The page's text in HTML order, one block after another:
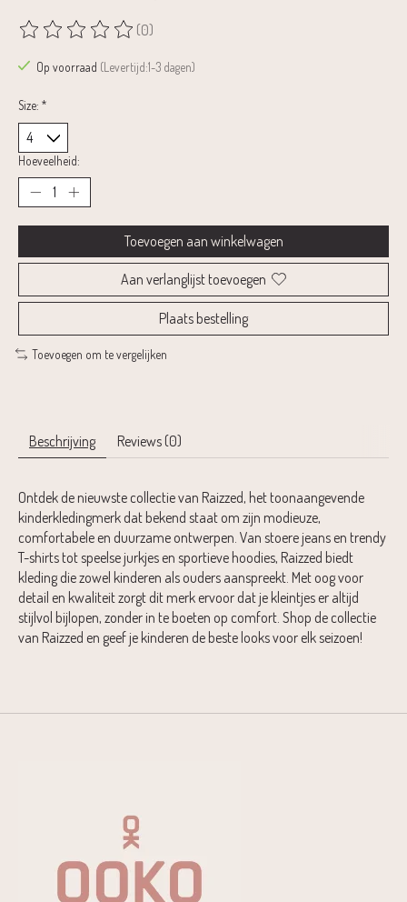
De beoordeling van dit product is
(0)
Op voorraad (Levertijd:1-3 dagen)
Size: *
Hoeveelheid:
Toevoegen aan winkelwagen
Aan verlanglijst toevoegen
Plaats bestelling
Toevoegen om te vergelijken
Beschrijving Reviews (0)
Ontdek de nieuwste collectie van Raizzed, het toonaangevende
kinderkledingmerk dat bekend staat om zijn modieuze,
comfortabele en duurzame ontwerpen. Van stoere jeans en trendy
T-shirts tot speelse jurkjes en sportieve hoodies, Raizzed biedt
kleding die zowel kinderen als ouders aanspreekt. Met oog voor
detail en kwaliteit zorgt dit merk ervoor dat je kleintjes er altijd
stijlvol bijlopen, zonder in te boeten op comfort. Shop de collectie
van Raizzed en geef je kinderen de beste looks voor elk seizoen!